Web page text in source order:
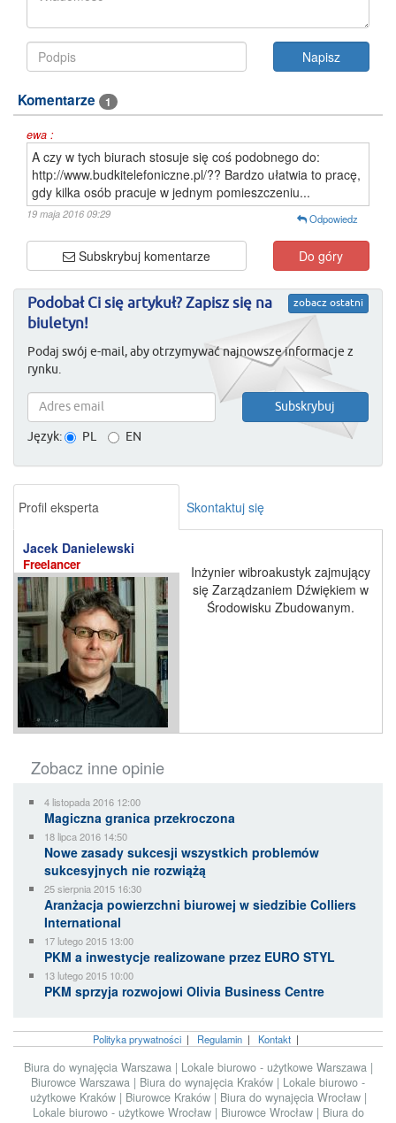
Komentarze 1
ewa :
A czy w tych biurach stosuje się coś podobnego do:
http://www.budkitelefoniczne.pl/?? Bardzo ułatwia to pracę,
gdy kilka osób pracuje w jednym pomieszczeniu...
19 maja 2016 09:29 Odpowiedz
Subskrybuj komentarze Do góry
zobacz ostatni
Podobał Ci się artykuł? Zapisz się na
biuletyn!
Podaj swój e-mail, aby otrzymywać najnowsze informacje z
rynku.
Język: PL EN
Profil eksperta Skontaktuj się
Jacek Danielewski
Freelancer
Inżynier wibroakustyk zajmujący
się Zarządzaniem Dźwiękiem w
Środowisku Zbudowanym.
Zobacz inne opinie
4 listopada 2016 12:00
Magiczna granica przekroczona
18 lipca 2016 14:50
Nowe zasady sukcesji wszystkich problemów
sukcesyjnych nie rozwiążą
25 sierpnia 2015 16:30
Aranżacja powierzchni biurowej w siedzibie Colliers
International
17 lutego 2015 13:00
PKM a inwestycje realizowane przez EURO STYL
13 lutego 2015 10:00
PKM sprzyja rozwojowi Olivia Business Centre
Polityka prywatności| Regulamin| Kontakt|
Biura do wynajęcia Warszawa | Lokale biurowo - użytkowe Warszawa |
Biurowce Warszawa | Biura do wynajęcia Kraków | Lokale biurowo -
użytkowe Kraków | Biurowce Kraków | Biura do wynajęcia Wrocław |
Lokale biurowo - użytkowe Wrocław | Biurowce Wrocław | Biura do